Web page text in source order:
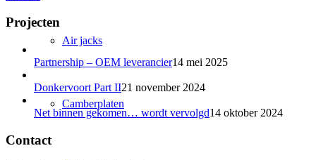
Air jacks
Camberplaten
Projecten
Partnership – OEM leverancier14 mei 2025
Donkervoort Part II21 november 2024
Net binnen gekomen… wordt vervolgd14 oktober 2024
Contact